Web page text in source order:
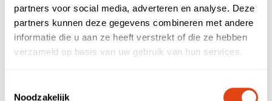
partners voor social media, adverteren en analyse. Deze
partners kunnen deze gegevens combineren met andere
informatie die u aan ze heeft verstrekt of die ze hebben
verzameld op basis van uw gebruik van hun services.
Noodzakelijk